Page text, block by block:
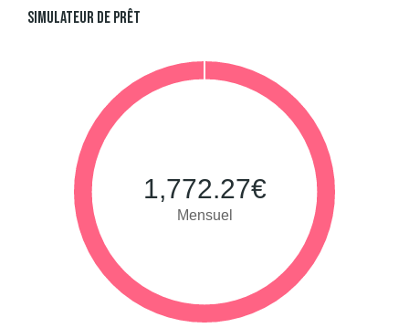
Simulateur De Prêt
1,772.27€
Mensuel